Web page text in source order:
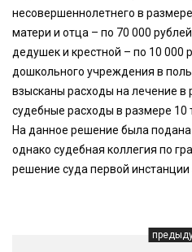
несовершеннолетнего в
матери и отца – по 70 000
дедушек и крестной – по 10 000
дошкольного учреждения в
взысканы расходы на лечение в
судебные расходы в размере 10
На данное решение была
однако судебная коллегия по
решение суда первой